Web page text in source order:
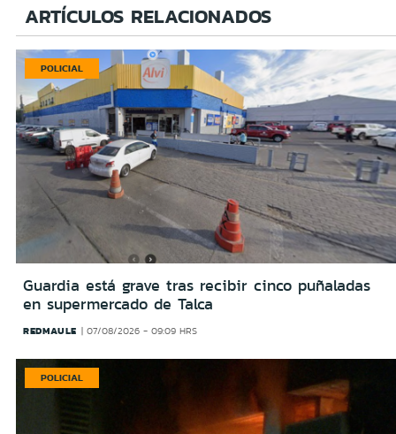
ARTÍCULOS RELACIONADOS
POLICIAL
Guardia está grave tras recibir cinco puñaladas
en supermercado de Talca
REDMAULE 07/08/2026 - 09:09 HRS
POLICIAL